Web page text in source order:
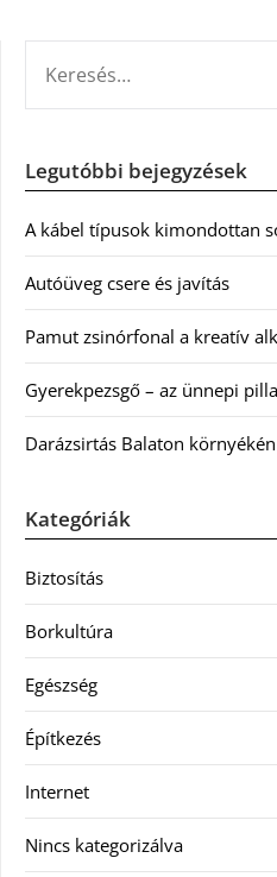
Legutóbbi bejegyzések
A kábel típusok kimondottan
Autóüveg csere és javítás
Pamut zsinórfonal a kreatív
Gyerekpezsgő – az ünnepi
Darázsirtás Balaton környékén
Kategóriák
Biztosítás
Borkultúra
Egészség
Építkezés
Internet
Nincs kategorizálva